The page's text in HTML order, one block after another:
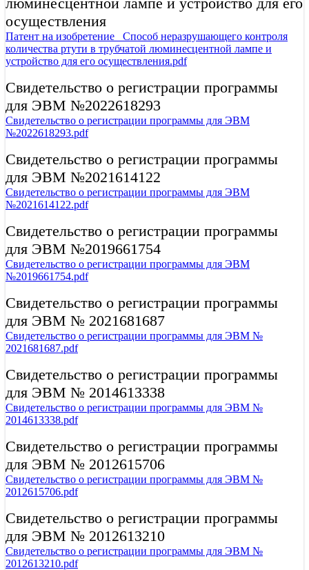
осуществления
Патент на изобретение_ Способ неразрушающего контроля
количества ртути в трубчатой люминесцентной лампе и
устройство для его осуществления.pdf
Свидетельство о регистрации программы
для ЭВМ №2022618293
Свидетельство о регистрации программы для ЭВМ
№2022618293.pdf
Свидетельство о регистрации программы
для ЭВМ №2021614122
Свидетельство о регистрации программы для ЭВМ
№2021614122.pdf
Свидетельство о регистрации программы
для ЭВМ №2019661754
Свидетельство о регистрации программы для ЭВМ
№2019661754.pdf
Свидетельство о регистрации программы
для ЭВМ № 2021681687
Свидетельство о регистрации программы для ЭВМ №
2021681687.pdf
Свидетельство о регистрации программы
для ЭВМ № 2014613338
Свидетельство о регистрации программы для ЭВМ №
2014613338.pdf
Свидетельство о регистрации программы
для ЭВМ № 2012615706
Свидетельство о регистрации программы для ЭВМ №
2012615706.pdf
Свидетельство о регистрации программы
для ЭВМ № 2012613210
Свидетельство о регистрации программы для ЭВМ №
2012613210.pdf